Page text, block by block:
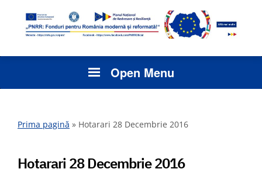
Open Menu
Prima pagină » Hotarari 28 Decembrie 2016
Hotarari 28 Decembrie 2016